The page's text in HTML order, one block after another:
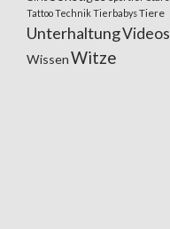
TattooTechnikTierbabysTiere
UnterhaltungVideos
WissenWitze